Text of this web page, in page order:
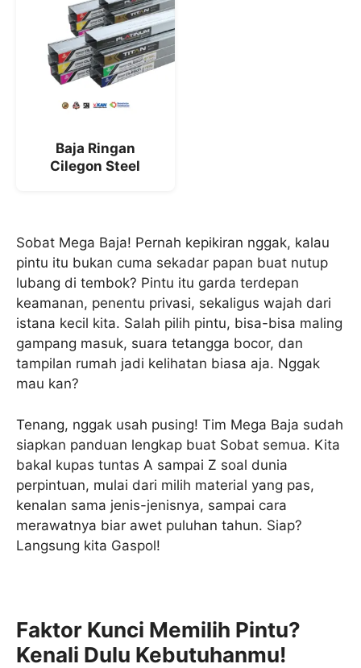
Baja Ringan
Cilegon Steel
Sobat Mega Baja! Pernah kepikiran nggak, kalau
pintu itu bukan cuma sekadar papan buat nutup
lubang di tembok? Pintu itu garda terdepan
keamanan, penentu privasi, sekaligus wajah dari
istana kecil kita. Salah pilih pintu, bisa-bisa maling
gampang masuk, suara tetangga bocor, dan
tampilan rumah jadi kelihatan biasa aja. Nggak
mau kan?
Tenang, nggak usah pusing! Tim Mega Baja sudah
siapkan panduan lengkap buat Sobat semua. Kita
bakal kupas tuntas A sampai Z soal dunia
perpintuan, mulai dari milih material yang pas,
kenalan sama jenis-jenisnya, sampai cara
merawatnya biar awet puluhan tahun. Siap?
Langsung kita Gaspol!
Faktor Kunci Memilih Pintu?
Kenali Dulu Kebutuhanmu!